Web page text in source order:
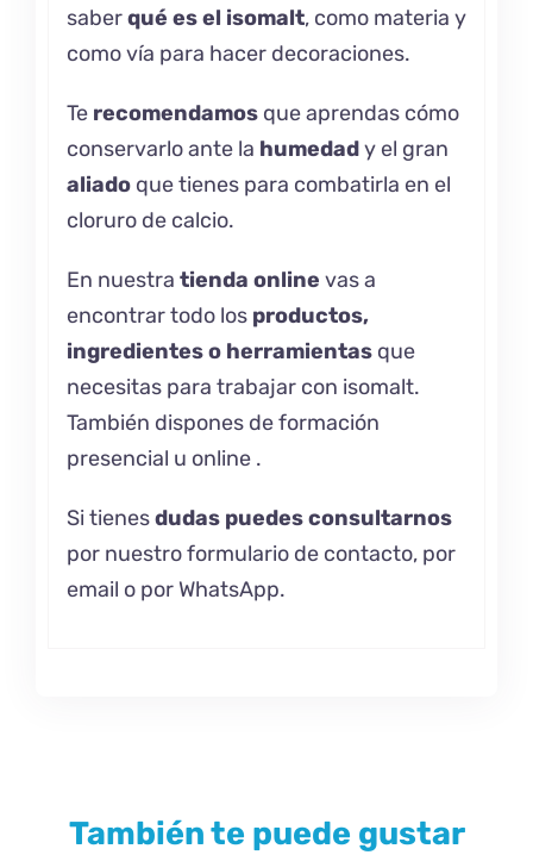
saberqué es el isomalt, como materia y
como vía para hacer decoraciones.
Te recomendamosque aprendas cómo
conservarloante la humedady el gran
aliadoque tienes para combatirla en el
cloruro de calcio.
En nuestra tienda online vas a
encontrar todo los productos,
ingredientes o herramientasque
necesitas para trabajar con isomalt.
También dispones de formación
presencial u online .
Si tienesdudas puedes consultarnos
por nuestro formulario de contacto, por
email o por WhatsApp.
También te puede gustar